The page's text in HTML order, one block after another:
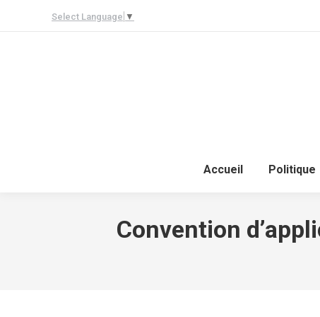
Select Language ▼
Accueil
Politique
Convention